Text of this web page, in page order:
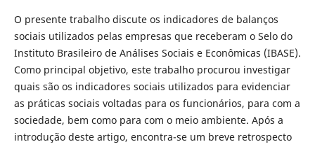
O presente trabalho discute os indicadores de balanços
sociais utilizados pelas empresas que receberam o Selo do
Instituto Brasileiro de Análises Sociais e Econômicas (IBASE).
Como principal objetivo, este trabalho procurou investigar
quais são os indicadores sociais utilizados para evidenciar
as práticas sociais voltadas para os funcionários, para com a
sociedade, bem como para com o meio ambiente. Após a
introdução deste artigo, encontra-se um breve retrospecto